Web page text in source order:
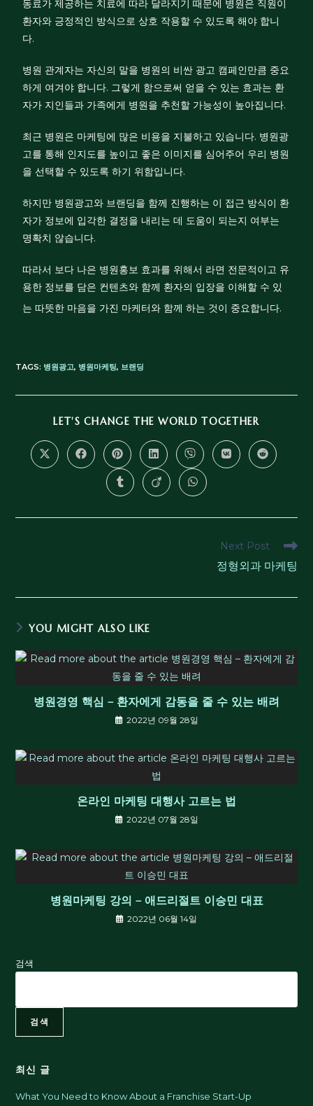
동료가 제공하는 치료에 따라 달라지기 때문에 병원은 직원이
환자와 긍정적인 방식으로 상호 작용할 수 있도록 해야 합니
다.
병원 관계자는 자신의 말을 병원의 비싼 광고 캠페인만큼 중요
하게 여겨야 합니다. 그렇게 함으로써 얻을 수 있는 효과는 환
자가 지인들과 가족에게 병원을 추천할 가능성이 높아집니다.
최근 병원은 마케팅에 많은 비용을 지불하고 있습니다. 병원광
고를 통해 인지도를 높이고 좋은 이미지를 심어주어 우리 병원
을 선택할 수 있도록 하기 위함입니다.
하지만 병원광고와 브랜딩을 함께 진행하는 이 접근 방식이 환
자가 정보에 입각한 결정을 내리는 데 도움이 되는지 여부는
명확치 않습니다.
따라서 보다 나은 병원홍보 효과를 위해서 라면 전문적이고 유
용한 정보를 담은 컨텐츠와 함께 환자의 입장을 이해할 수 있
는 따뜻한 마음을 가진 마케터와 함께 하는 것이 중요합니다.
TAGS: 병원광고, 병원마케팅, 브랜딩
LET'S CHANGE THE WORLD TOGETHER
Next Post
정형외과 마케팅
YOU MIGHT ALSO LIKE
병원경영 핵심 – 환자에게 감동을 줄 수 있는 배려
2022년 09월 28일
온라인 마케팅 대행사 고르는 법
2022년 07월 28일
병원마케팅 강의 – 애드리절트 이승민 대표
2022년 06월 14일
검색
검색
최신 글
What You Need to Know About a Franchise Start-Up